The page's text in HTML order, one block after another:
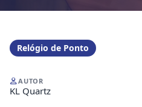
Relógio de Ponto
AUTOR
KL Quartz